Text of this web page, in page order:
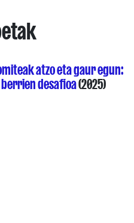
atzo eta gaur egun:
berrien desafioa(2025)